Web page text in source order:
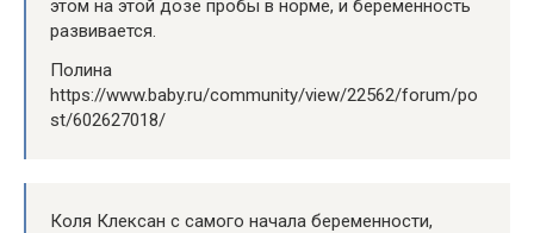
этом на этой дозе пробы в норме, и беременность
развивается.
Полина
https://www.baby.ru/community/view/22562/forum/po
st/602627018/
Коля Клексан с самого начала беременности,